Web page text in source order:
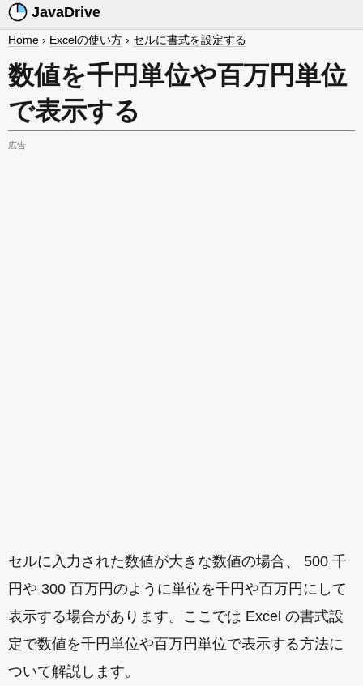
JavaDrive
Home › Excelの使い方 › セルに書式を設定する
数値を千円単位や百万円単位
で表示する
広告
セルに入力された数値が大きな数値の場合、 500 千
円や 300 百万円のように単位を千円や百万円にして
表示する場合があります。ここでは Excel の書式設
定で数値を千円単位や百万円単位で表示する方法に
ついて解説します。